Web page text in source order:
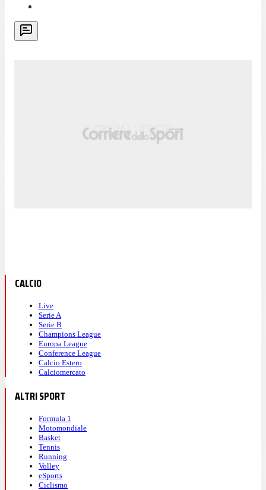
CALCIO
Live
Serie A
Serie B
Champions League
Europa League
Conference League
Calcio Estero
Calciomercato
ALTRI SPORT
Formula 1
Motomondiale
Basket
Tennis
Running
Volley
eSports
Ciclismo